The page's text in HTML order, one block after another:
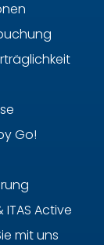
Go!
ITAS Active
mit uns